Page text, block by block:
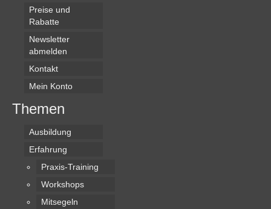
Preise und
Rabatte
Newsletter
abmelden
Kontakt
Mein Konto
Themen
Ausbildung
Erfahrung
Praxis-Training
Workshops
Mitsegeln